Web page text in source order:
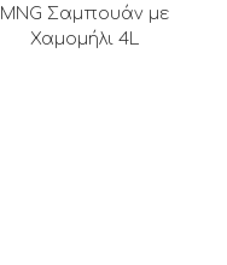
MNG Σαμπουάν με
Χαμομήλι 4L